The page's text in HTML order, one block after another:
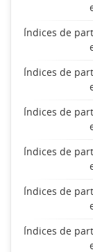
Índices de
Índices de
Índices de
Índices de
Índices de
Índices de